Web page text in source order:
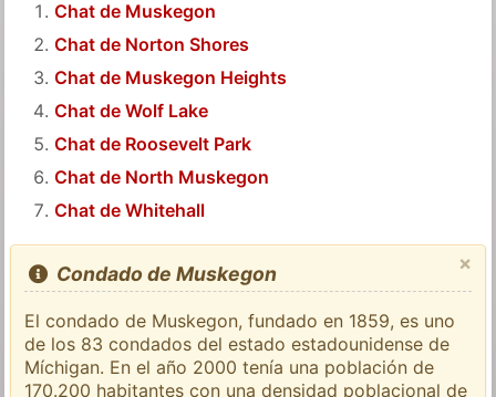
Chat de Muskegon
Chat de Norton Shores
Chat de Muskegon Heights
Chat de Wolf Lake
Chat de Roosevelt Park
Chat de North Muskegon
Chat de Whitehall
×
Condado de Muskegon
El condado de Muskegon, fundado en 1859, es uno
de los 83 condados del estado estadounidense de
Míchigan. En el año 2000 tenía una población de
170.200 habitantes con una densidad poblacional de